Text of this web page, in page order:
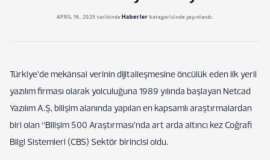
APRIL 16, 2025 tarihinde Haberler kategorisinde yayınlandı.
Türkiye’de mekânsal verinin dijitalleşmesine öncülük eden ilk yerli
yazılım firması olarak yolculuğuna 1989 yılında başlayan Netcad
Yazılım A.Ş, bilişim alanında yapılan en kapsamlı araştırmalardan
biri olan “Bilişim 500 Araştırması’nda art arda altıncı kez Coğrafi
Bilgi Sistemleri (CBS) Sektör birincisi oldu.